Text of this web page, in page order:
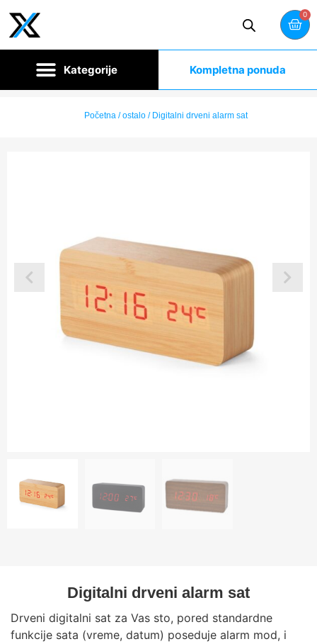
0
Kompletna ponuda
Početna/ostalo/ Digitalni drveni alarm sat
Digitalni drveni alarm sat
Drveni digitalni sat za Vas sto, pored standardne
funkcije sata (vreme, datum) poseduje alarm mod, i